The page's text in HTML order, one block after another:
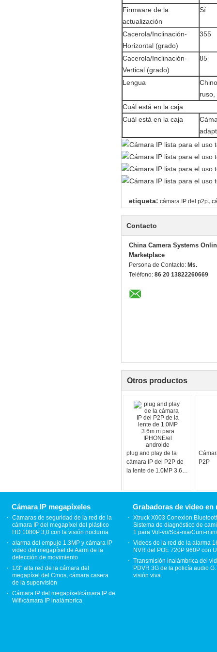
Firmware de la
actualización
Sí
Cacerola/Inclinación-
Horizontal (grado)
355
Cacerola/Inclinación-
Vertical (grado)
85
Lengua
ruso,
Cuál está en la caja
Cuál está en la caja
etiqueta: cámara IP del p2p,
Contacto
China Camera Systems
Marketplace
Persona de Contacto: Ms.
Teléfono: 86 20 13822260669
Otros productos
plug and play de la
cámara IP del P2P de
la lente de 1.0MP 3.6m
P2P
Cámara IP megapíxeles
Cámaras de seguridad de la red de la
cámara IP del megapíxel del plástico
HD 1080P 3,0 con la visión nocturna
alarma del empuje 1.3MP y cámara IP
video del megapíxel de Aarm de la
detección de movimiento
1/3" alta red de la cámara del
megapíxel del Cmos, cámara casera
de la supervisión
Cámara IP del megapíxel/cámara IP de
Wifi/cámara IP inalámbrica
Grabadoras de video en
Xtruck X003 Conexión
Sistema de diagnóstico de
1 para Vol-vo/Sca-nia/Cum-
Videos de la red de la alarma
NVR del POE 720P 960P con
Transmisión inalámbrica del
PDVR 3G de la policía audio
visión viva